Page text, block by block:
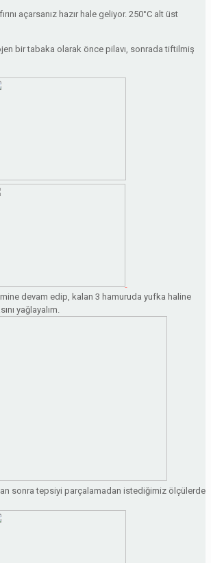
açarsanız hazır hale geliyor. 250°C alt üst
bir tabaka olarak önce pilavı, sonrada tiftilmiş
devam edip, kalan 3 hamuruda yufka haline
yağlayalım.
sonra tepsiyi parçalamadan istediğimiz ölçülerde